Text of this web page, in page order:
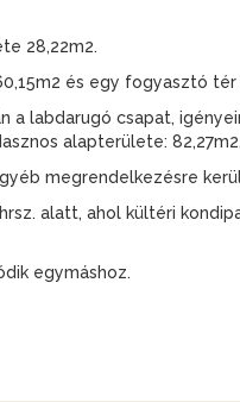
28,22m2.
és egy fogyasztó tér
a labdarugó csapat,
alapterülete: 82,27m2.
megrendelkezésre
alatt, ahol kültéri
egymáshoz.